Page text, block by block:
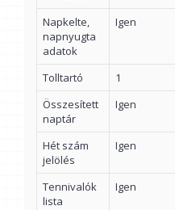
Napkelte,
napnyugta
adatok
Igen
Tolltartó
1
Összesített
naptár
Igen
Hét szám
jelölés
Igen
Tennivalók
lista
Igen